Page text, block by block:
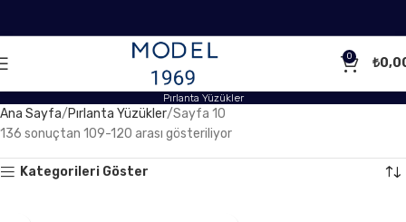
0 ₺
Pırlanta Yüzükler
Ana Sayfa Pırlanta Yüzükler Sayfa 10
136 sonuçtan 109-120 arası gösteriliyor
Kategorileri Göster